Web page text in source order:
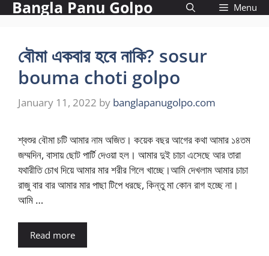
SkipBangla Panu Golpo Menu
বৌমা একবার হবে নাকি? sosur
bouma choti golpo
January 11, 2022 by banglapanugolpo.com
শ্বশুর বৌমা চটি আমার নাম অজিত। কয়েক বছর আগের কথা আমার ১৪তম
জম্মদিন, বাসায় ছোট পার্টি দেওয়া হল। আমার দুই চাচা এসেছে আর তারা
যথারীতি চোখ দিয়ে আমার মার শরীর গিলে খাচ্ছে।আমি দেখলাম আমার চাচা
রাজু বার বার আমার মার পাছা টিপে ধরছে, কিন্তু মা কোন রাগ হচ্ছে না।
আমি …
Read more